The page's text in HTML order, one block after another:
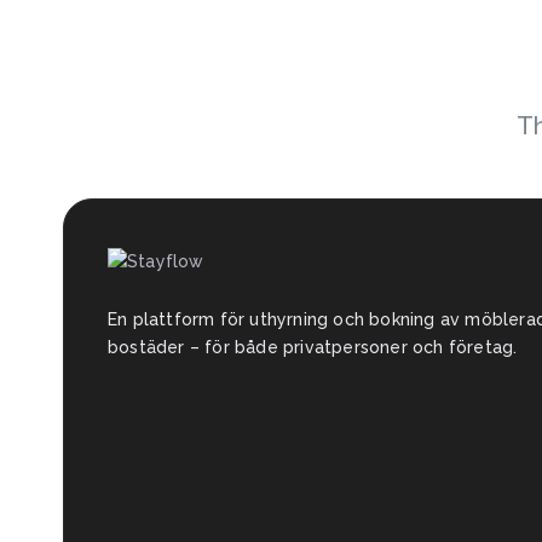
En plattform för uthyrning och bokning av
bostäder – för både privatpersoner och företag.